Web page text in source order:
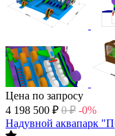
Цена по запросу
4 198 500 ₽ 0 ₽ -0%
Надувной аквапарк